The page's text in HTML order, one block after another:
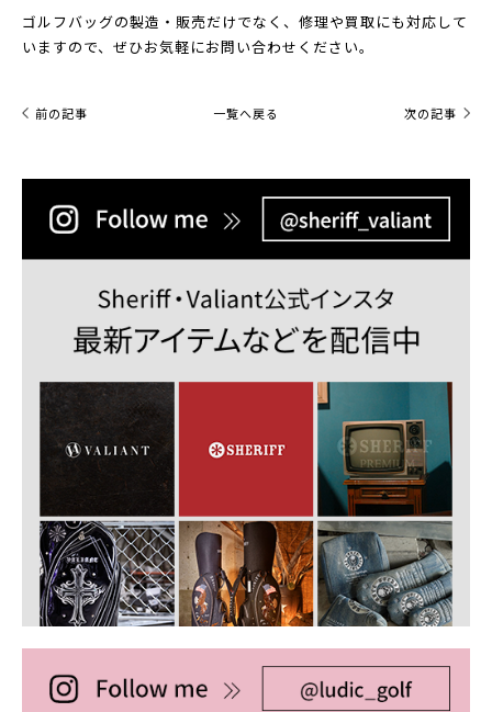
ゴルフバッグの製造・販売だけでなく、修理や買取にも対応して
いますので、ぜひお気軽にお問い合わせください。
前の記事 一覧へ戻る 次の記事